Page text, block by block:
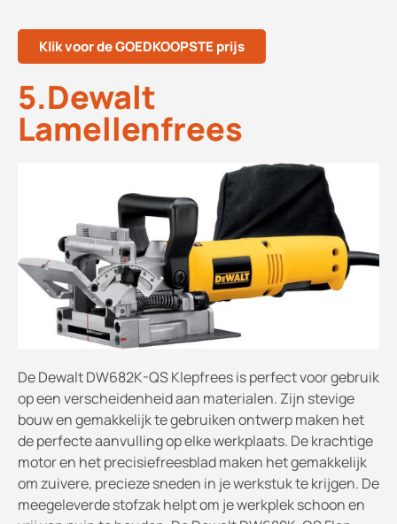
Klik voor de GOEDKOOPSTE prijs
5.Dewalt
Lamellenfrees
De Dewalt DW682K-QS Klepfrees is perfect voor gebruik
op een verscheidenheid aan materialen. Zijn stevige
bouw en gemakkelijk te gebruiken ontwerp maken het
de perfecte aanvulling op elke werkplaats. De krachtige
motor en het precisiefreesblad maken het gemakkelijk
om zuivere, precieze sneden in je werkstuk te krijgen. De
meegeleverde stofzak helpt om je werkplek schoon en